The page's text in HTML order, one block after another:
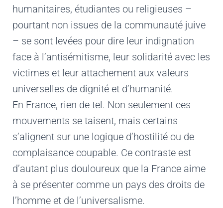
humanitaires, étudiantes ou religieuses –
pourtant non issues de la communauté juive
– se sont levées pour dire leur indignation
face à l’antisémitisme, leur solidarité avec les
victimes et leur attachement aux valeurs
universelles de dignité et d’humanité.
En France, rien de tel. Non seulement ces
mouvements se taisent, mais certains
s’alignent sur une logique d’hostilité ou de
complaisance coupable. Ce contraste est
d’autant plus douloureux que la France aime
à se présenter comme un pays des droits de
l’homme et de l’universalisme.